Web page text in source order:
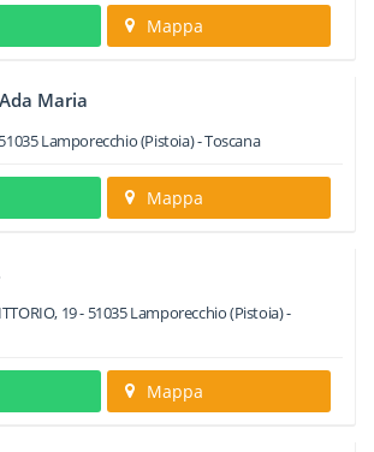
Mappa
Maria
51035Lamporecchio(Pistoia) -Toscana
Mappa
19- 51035Lamporecchio(Pistoia) -
Mappa